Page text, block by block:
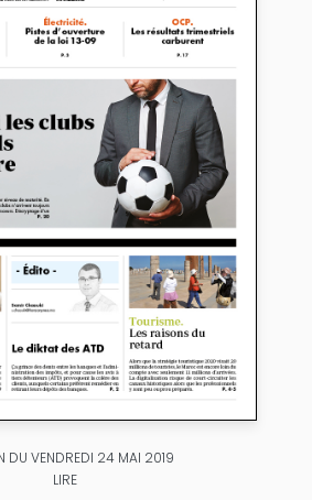
DU VENDREDI 24 MAI 2019
LIRE